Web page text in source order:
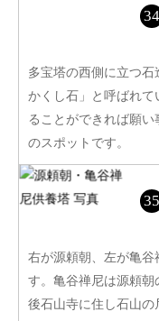
多宝塔の西側に立つ
かくし石」と呼ばれ
ることができれば願
のスポットです。
右が源頼朝、左が亀谷
す。亀谷禅尼は源頼
後石山寺に住し石山